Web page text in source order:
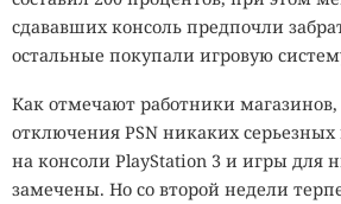
сдававших консоль предпочли
остальные покупали игровую
Как отмечают работники
отключения PSN никаких
на консоли PlayStation 3 и игры для
замечены. Но со второй недели